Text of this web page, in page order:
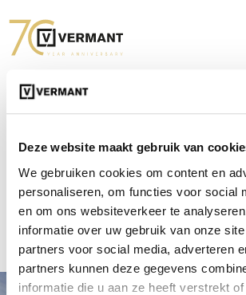
Deze website maakt gebruik van
We gebruiken cookies om content en
personaliseren, om functies voor social
en om ons websiteverkeer te
informatie over uw gebruik van onze
partners voor social media, adverteren
partners kunnen deze gegevens
informatie die u aan ze heeft verstrekt
Selecteer
gewenste
& maak